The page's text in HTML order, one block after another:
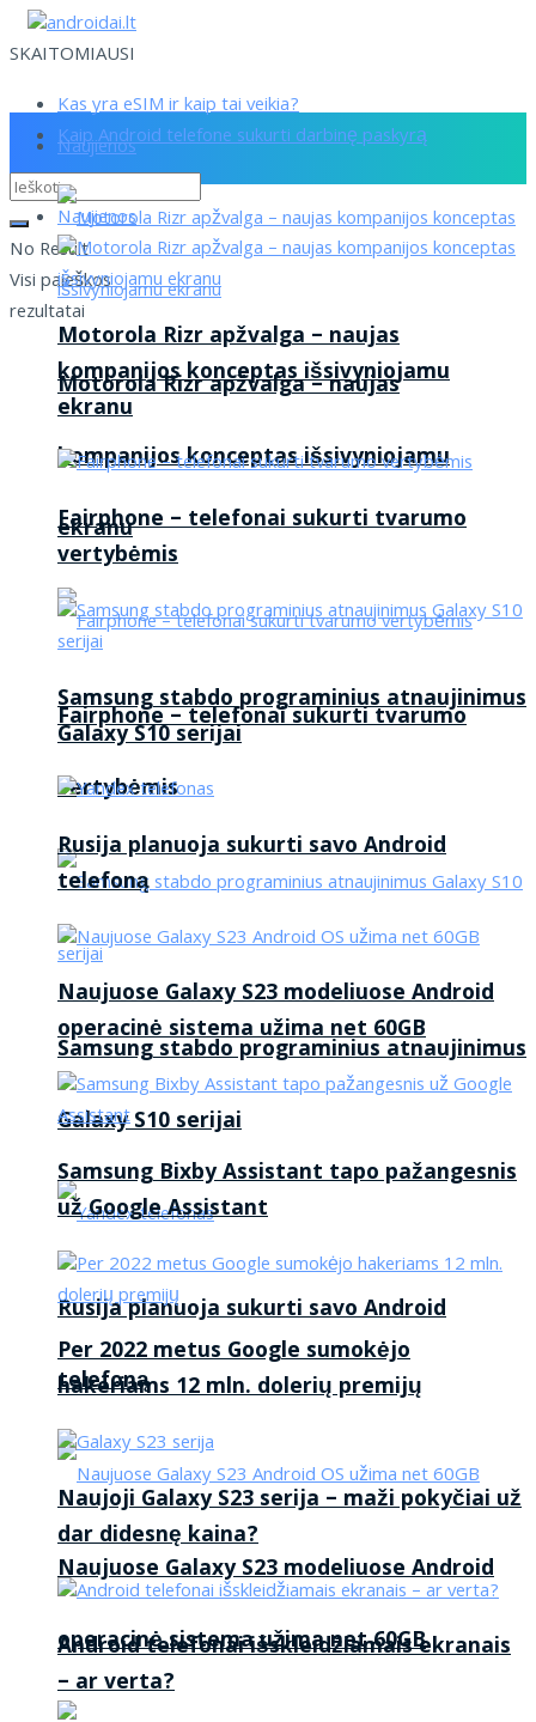
SKAITOMIAUSI
Kas yra eSIM ir kaip tai veikia?
Kaip Android telefone sukurti darbinę paskyrą
No Result
Visi paieškos
rezultatai
Naujienos
Motorola Rizr apžvalga – naujas
kompanijos konceptas išsivyniojamu
ekranu
Fairphone – telefonai sukurti tvarumo
vertybėmis
Samsung stabdo programinius atnaujinimus
Galaxy S10 serijai
Rusija planuoja sukurti savo Android
telefoną
Naujuose Galaxy S23 modeliuose Android
operacinė sistema užima net 60GB
Naujienos
Motorola Rizr apžvalga – naujas
kompanijos konceptas išsivyniojamu
ekranu
Fairphone – telefonai sukurti tvarumo
vertybėmis
Samsung stabdo programinius atnaujinimus
Galaxy S10 serijai
Rusija planuoja sukurti savo Android
telefoną
Naujuose Galaxy S23 modeliuose Android
operacinė sistema užima net 60GB
Samsung Bixby Assistant tapo pažangesnis
už Google Assistant
Per 2022 metus Google sumokėjo
hakeriams 12 mln. dolerių premijų
Naujoji Galaxy S23 serija – maži pokyčiai už
dar didesnę kaina?
Android telefonai išskleidžiamais ekranais
– ar verta?